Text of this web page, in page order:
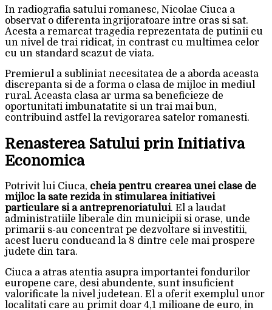
In radiografia satului romanesc, Nicolae Ciuca a
observat o diferenta ingrijoratoare intre oras si sat.
Acesta a remarcat tragedia reprezentata de putinii cu
un nivel de trai ridicat, in contrast cu multimea celor
cu un standard scazut de viata.
Premierul a subliniat necesitatea de a aborda aceasta
discrepanta si de a forma o clasa de mijloc in mediul
rural. Aceasta clasa ar urma sa beneficieze de
oportunitati imbunatatite si un trai mai bun,
contribuind astfel la revigorarea satelor romanesti.
Renasterea Satului prin Initiativa
Economica
Potrivit lui Ciuca, cheia pentru crearea unei clase de
mijloc la sate rezida in stimularea initiativei
particulare si a antreprenoriatului. El a laudat
administratiile liberale din municipii si orase, unde
primarii s-au concentrat pe dezvoltare si investitii,
acest lucru conducand la 8 dintre cele mai prospere
judete din tara.
Ciuca a atras atentia asupra importantei fondurilor
europene care, desi abundente, sunt insuficient
valorificate la nivel judetean. El a oferit exemplul unor
localitati care au primit doar 4,1 milioane de euro, in